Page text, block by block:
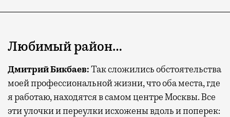
Любимый район…
Дмитрий Бикбаев:Так сложились обстоятельства
моей профессиональной жизни, что оба места, где
я работаю, находятся в самом центре Москвы. Все
эти улочки и переулки исхожены вдоль и поперек: